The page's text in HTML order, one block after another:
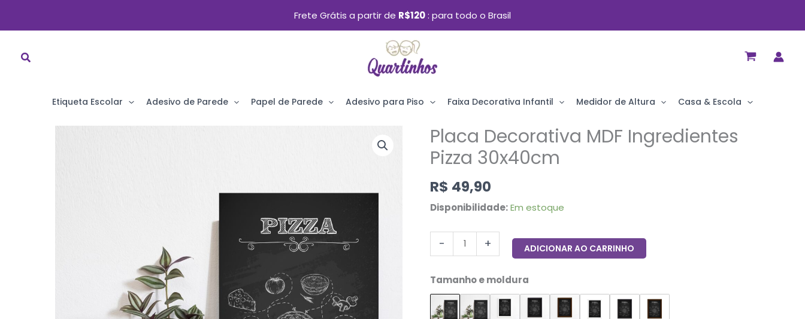
Ir
Frete Grátis a partir de R$120 para todo o Brasil
Etiqueta Escolar Adesivo de Parede Papel de Parede Adesivo para Piso Faixa Decorativa Infantil Medidor de Altura Casa & Escola
Placa Decorativa MDF Ingredientes
Pizza 30x40cm
R$ 49,90
Disponibilidade: Em estoque
-
Placa
Decorativa
Ingredientes
Pizza
quantidade
+ ADICIONAR AO CARRINHO
Tamanho e moldura